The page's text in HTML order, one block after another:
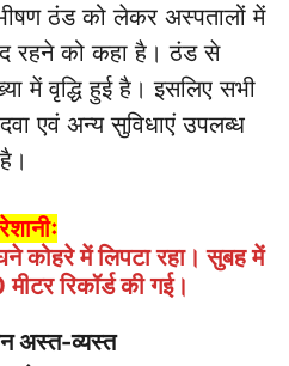
ठंड को लेकर अस्पतालों में
रहने को कहा है। ठंड से
में वृद्धि हुई है। इसलिए सभी
एवं अन्य सुविधाएं उपलब्ध
घने कोहरे में लिपटा रहा। सुबह में
रिकॉर्ड की गई।
अस्त-व्यस्त